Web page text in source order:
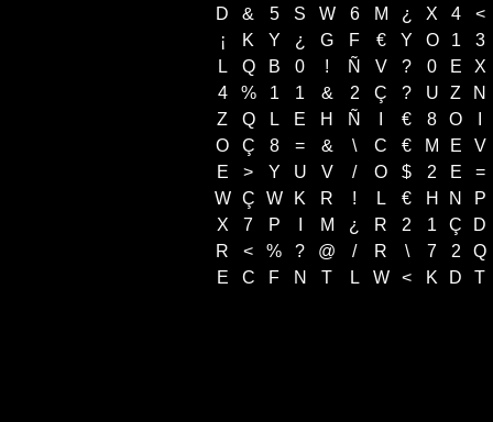
D
& 5 S W 6 M ¿ X 4
<
¡
K Y ¿ G F € Y O 1
3
L
Q B 0 ! Ñ V ? 0 E
X
4
% 1 1 & 2 Ç ? U Z
N
Z
Q L E H Ñ € 8 O
O
Ç 8 = & \ C € M E
V
E
> Y U V / O $ 2 E
=
W
Ç W K R ! L € H N
P
X
7 P M ¿ R 2 1 Ç
D
R
< % ? @ / R \ 7 2
Q
E
C F N T L W < K D T